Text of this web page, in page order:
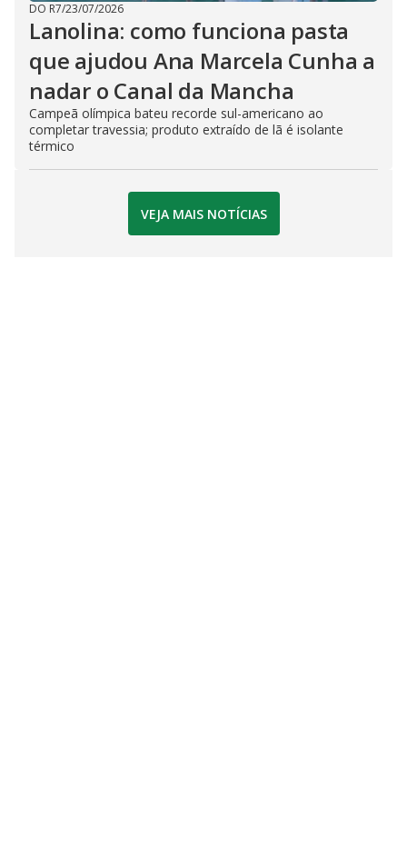
DO R7/23/07/2026
Lanolina: como funciona pasta
que ajudou Ana Marcela Cunha a
nadar o Canal da Mancha
Campeã olímpica bateu recorde sul-americano ao
completar travessia; produto extraído de lã é isolante
térmico
VEJA MAIS NOTÍCIAS